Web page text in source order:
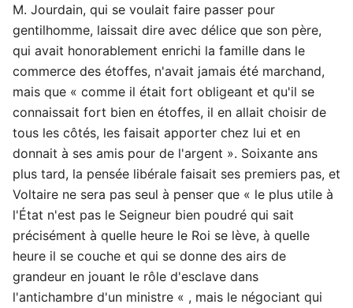
M. Jourdain, qui se voulait faire passer pour
gentilhomme, laissait dire avec délice que son père,
qui avait honorablement enrichi la famille dans le
commerce des étoffes, n'avait jamais été marchand,
mais que « comme il était fort obligeant et qu'il se
connaissait fort bien en étoffes, il en allait choisir de
tous les côtés, les faisait apporter chez lui et en
donnait à ses amis pour de l'argent ». Soixante ans
plus tard, la pensée libérale faisait ses premiers pas, et
Voltaire ne sera pas seul à penser que « le plus utile à
l'État n'est pas le Seigneur bien poudré qui sait
précisément à quelle heure le Roi se lève, à quelle
heure il se couche et qui se donne des airs de
grandeur en jouant le rôle d'esclave dans
l'antichambre d'un ministre « , mais le négociant qui